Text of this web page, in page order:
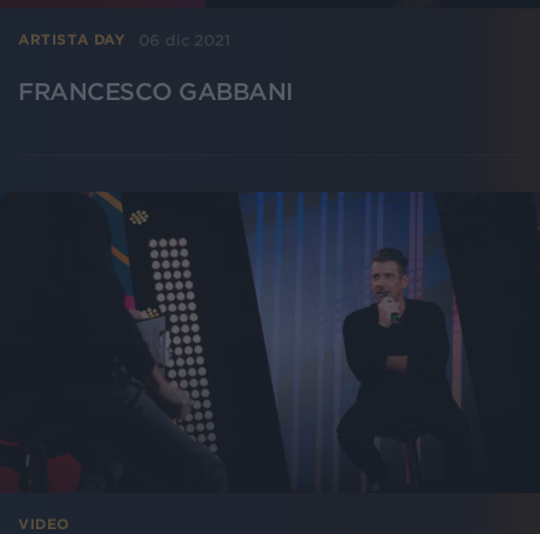
ARTISTA DAY 06 dic 2021
FRANCESCO GABBANI
VIDEO